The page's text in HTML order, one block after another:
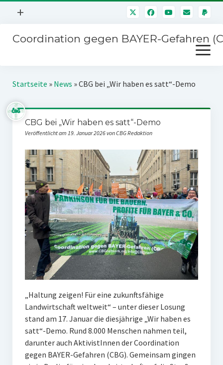
Menü
+
Mitmachen
Kontakt
Impressum
Störfälle
Coordination gegen BAYER-Gefahren
Menü
öffnen
Kampagnen
BAYER-Hauptversammlungen
Stichwort BAYER
SPENDEN
Startseite » News »CBG bei „Wir haben es satt“-Demo
CBG bei „Wir haben es satt“-Demo
Veröffentlicht am 19. Januar 2026 von CBG Redaktion
„Haltung zeigen! Für eine zukunftsfähige
Landwirtschaft weltweit“ – unter dieser Losung
stand am 17. Januar die diesjährige „Wir haben es
satt“-Demo. Rund 8.000 Menschen nahmen teil,
darunter auch AktivistInnen der Coordination
gegen BAYER-Gefahren (CBG). Gemeinsam gingen